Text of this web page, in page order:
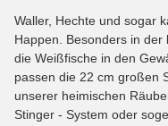
Waller, Hechte und sogar
Happen. Besonders in
die Weißfische in den
passen die 22 cm großen
unserer heimischen
Stinger - System oder